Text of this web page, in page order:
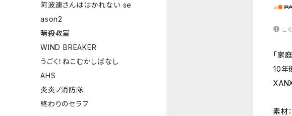
こ
「家
10年
素材
阿波連さんははかれない se
ason2
暗殺教室
WIND BREAKER
うごく！ねこむかしばなし
AHS
炎炎ノ消防隊
終わりのセラフ